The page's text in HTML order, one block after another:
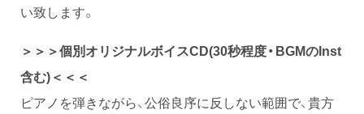
い致します。
＞＞＞個別オリジナルボイスCD(30秒程度・BGMのInst
含む)＜＜＜
ピアノを弾きながら、公俗良序に反しない範囲で、貴方